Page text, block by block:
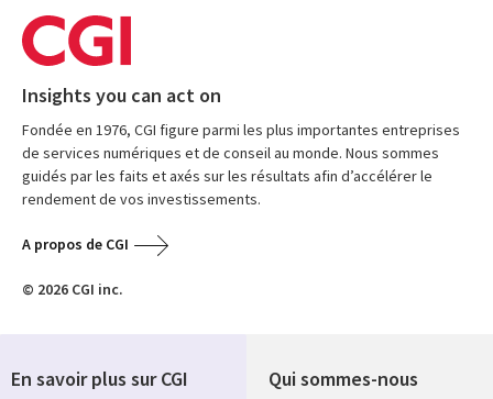
Insights you can act on
Fondée en 1976, CGI figure parmi les plus importantes entreprises
de services numériques et de conseil au monde. Nous sommes
guidés par les faits et axés sur les résultats afin d’accélérer le
rendement de vos investissements.
A propos de CGI
© 2026 CGI inc.
Qui sommes-nous
En savoir plus sur CGI